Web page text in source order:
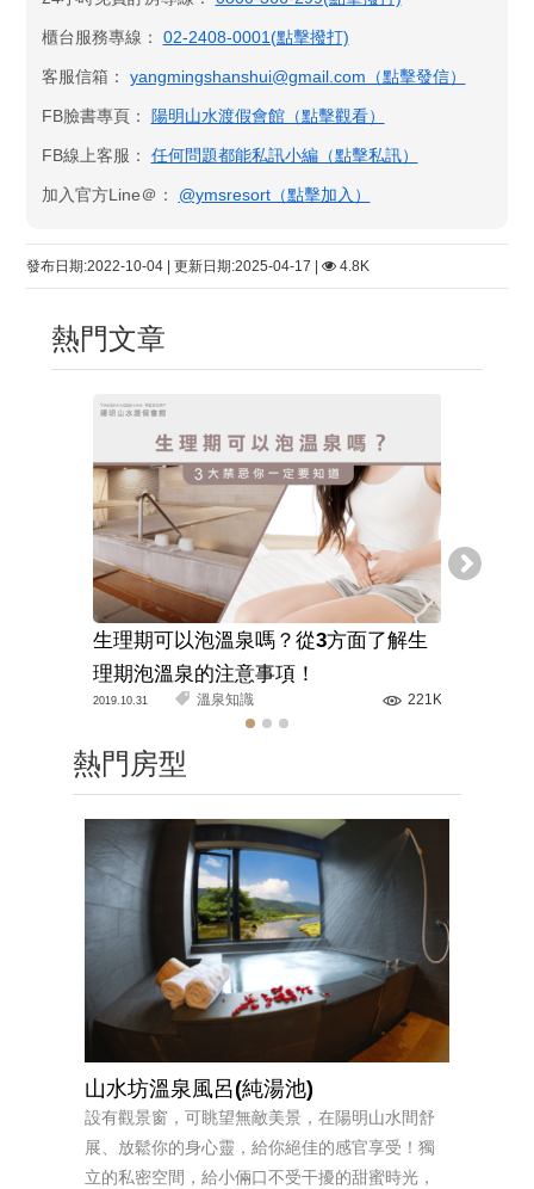
櫃台服務專線： 02-2408-0001(點擊撥打)
客服信箱： yangmingshanshui@gmail.com（點擊發信）
FB臉書專頁： 陽明山水渡假會館​（點擊觀看）
FB線上客服： 任何問題都能私訊小編（點擊私訊）
加入官方Line＠： @ymsresort（點擊加入）
發布日期:2022-10-04 | 更新日期:2025-04-17 | 4.8K
熱門文章
生理期可以泡溫泉嗎？從3方面了解生
理期泡溫泉的注意事項！
2019.10.31 溫泉知識 221K
熱門房型
山水坊溫泉風呂(純湯池)
設有觀景窗，可眺望無敵美景，在陽明山水間舒
展、放鬆你的身心靈，給你絕佳的感官享受！獨
立的私密空間，給小倆口不受干擾的甜蜜時光，